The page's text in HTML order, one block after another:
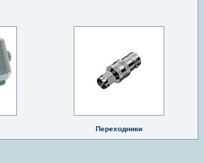
Переходники